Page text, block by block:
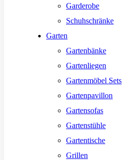
Garderobe
Schuhschränke
Garten
Gartenbänke
Gartenliegen
Gartenmöbel Sets
Gartenpavillon
Gartensofas
Gartenstühle
Gartentische
Grillen